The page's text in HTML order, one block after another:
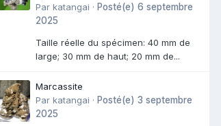
Par katangai · Posté(e) 6 septembre
2025
Taille réelle du spécimen: 40 mm de
large; 30 mm de haut; 20 mm de...
Marcassite
Par katangai · Posté(e) 3 septembre
2025